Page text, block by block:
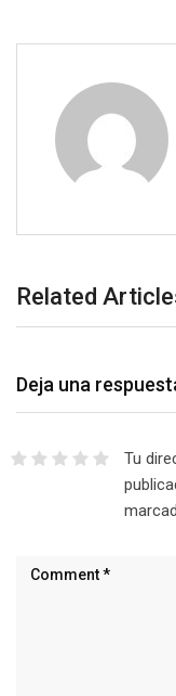
Related
Deja una
Tu